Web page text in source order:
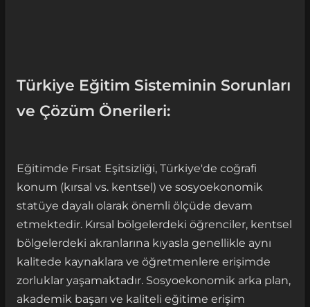
Türkiye Eğitim Sisteminin Sorunları
ve Çözüm Önerileri:
Eğitimde Fırsat Eşitsizliği, Türkiye'de coğrafi
konum (kırsal vs. kentsel) ve sosyoekonomik
statüye dayalı olarak önemli ölçüde devam
etmektedir. Kırsal bölgelerdeki öğrenciler, kentsel
bölgelerdeki akranlarına kıyasla genellikle aynı
kalitede kaynaklara ve öğretmenlere erişimde
zorluklar yaşamaktadır. Sosyoekonomik arka plan,
akademik başarı ve kaliteli eğitime erişim